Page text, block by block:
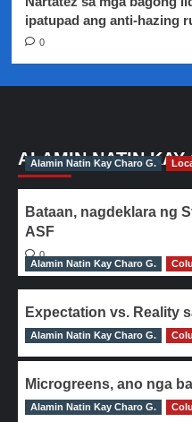
ipatupad ang anti-hazing
0
ALAMIN NATIN KAY
Alamin Natin Kay Charo G.
Bataan, nagdeklara ng
ASF
0
Alamin Natin Kay Charo G.
Expectation vs. Reality
0
Alamin Natin Kay Charo G.
Microgreens, ano nga
0
Alamin Natin Kay Charo G.